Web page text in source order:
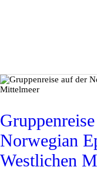
Norwegian
Westlichen